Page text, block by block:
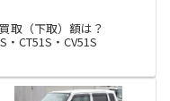
取（下取）額は？
・CT51S・CV51S